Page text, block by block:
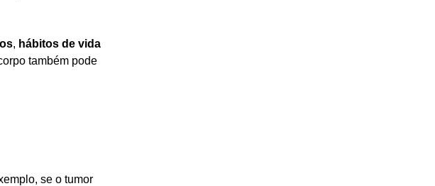
, hábitos de vida
também pode
se o tumor